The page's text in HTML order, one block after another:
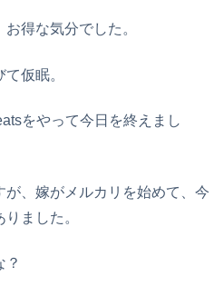
得な気分でした。
仮眠。
をやって今日を終えまし
、嫁がメルカリを始めて、今
ました。
？